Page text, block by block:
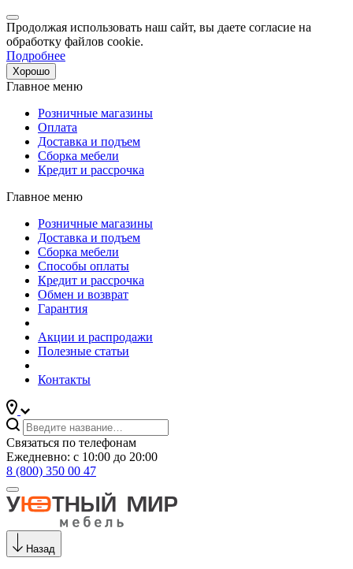
Продолжая использовать наш сайт, вы даете согласие на
обработку файлов cookie.
Подробнее
Хорошо
Главное меню
Розничные магазины
Оплата
Доставка и подъем
Сборка мебели
Кредит и рассрочка
Главное меню
Розничные магазины
Доставка и подъем
Сборка мебели
Способы оплаты
Кредит и рассрочка
Обмен и возврат
Гарантия
Акции и распродажи
Полезные статьи
Контакты
Связаться по телефонам
Ежедневно: с 10:00 до 20:00
8 (800) 350 00 47
Назад